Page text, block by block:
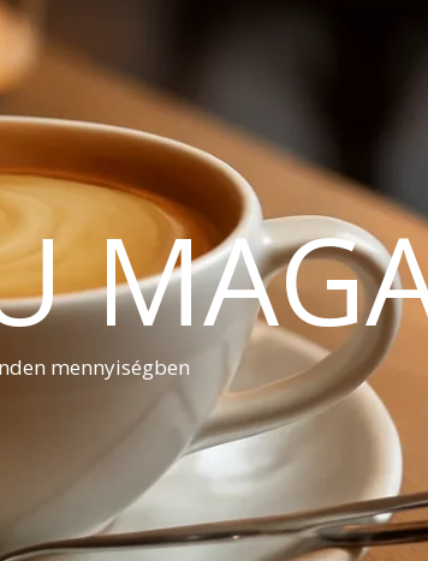
mennyiségben